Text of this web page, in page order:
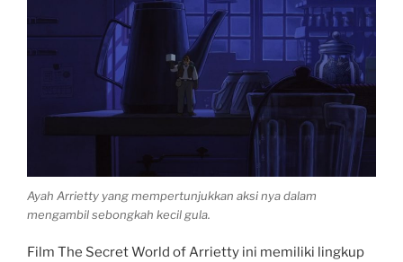
Ayah Arrietty yang mempertunjukkan aksi nya dalam
mengambil sebongkah kecil gula.
Film The Secret World of Arrietty ini memiliki lingkup